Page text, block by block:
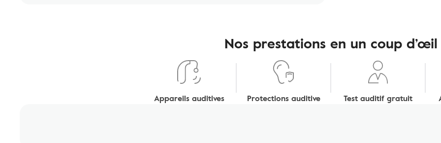
Nos prestations en un coup d’œil
Appareils auditives Protections auditive Test auditif gratuit